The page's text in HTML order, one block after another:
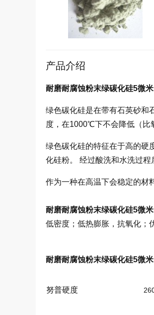
产品介绍
耐磨耐腐蚀粉末绿碳化硅5微米
绿色碳化硅是在带有石英砂和
度，在1000℃下不会降低（比
绿色碳化硅的特征在于高的硬
化硅粉。 经过酸洗和水洗过程
作为一种在高温下会稳定的材
耐磨耐腐蚀粉末绿碳化硅5微米
低密度；低热膨胀，抗氧化；
耐磨耐腐蚀粉末绿碳化硅5微米
努普硬度